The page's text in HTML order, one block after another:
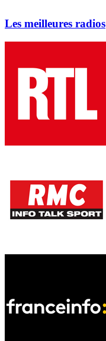
Les meilleures radios